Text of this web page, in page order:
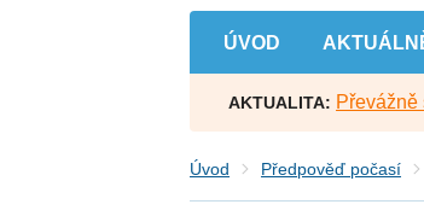
ÚVOD
AKTUALITA:
Úvod Předpověď počasí